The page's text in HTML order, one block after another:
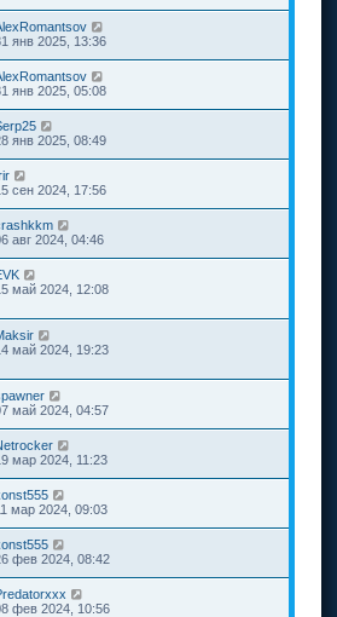
янв 2025, 13:36
янв 2025, 05:08
янв 2025, 08:49
сен 2024, 17:56
авг 2024, 04:46
май 2024, 12:08
май 2024, 19:23
май 2024, 04:57
мар 2024, 11:23
мар 2024, 09:03
фев 2024, 08:42
фев 2024, 10:56